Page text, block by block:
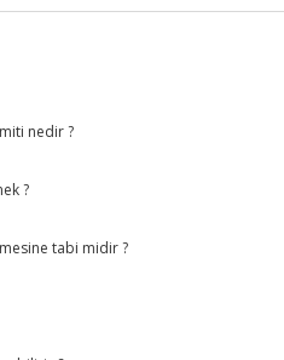
nedir ?
?
tabi midir ?